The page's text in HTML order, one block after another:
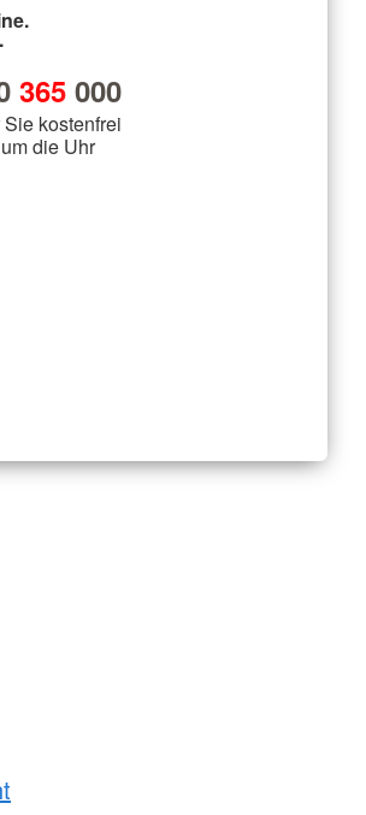
365000
Sie kostenfrei
die Uhr